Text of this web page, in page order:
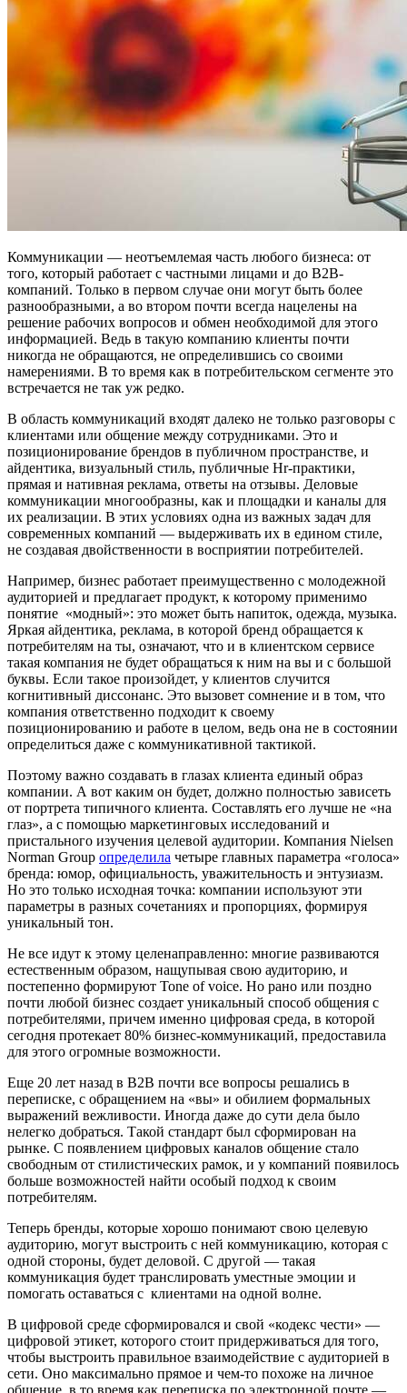
Коммуникации — неотъемлемая часть любого бизнеса: от
того, который работает с частными лицами и до B2B-
компаний. Только в первом случае они могут быть более
разнообразными, а во втором почти всегда нацелены на
решение рабочих вопросов и обмен необходимой для этого
информацией. Ведь в такую компанию клиенты почти
никогда не обращаются, не определившись со своими
намерениями. В то время как в потребительском сегменте это
встречается не так уж редко.
В область коммуникаций входят далеко не только разговоры с
клиентами или общение между сотрудниками. Это и
позиционирование брендов в публичном пространстве, и
айдентика, визуальный стиль, публичные Hr-практики,
прямая и нативная реклама, ответы на отзывы. Деловые
коммуникации многообразны, как и площадки и каналы для
их реализации. В этих условиях одна из важных задач для
современных компаний — выдерживать их в едином стиле,
не создавая двойственности в восприятии потребителей.
Например, бизнес работает преимущественно с молодежной
аудиторией и предлагает продукт, к которому применимо
понятие «модный»: это может быть напиток, одежда, музыка.
Яркая айдентика, реклама, в которой бренд обращается к
потребителям на ты, означают, что и в клиентском сервисе
такая компания не будет обращаться к ним на вы и с большой
буквы. Если такое произойдет, у клиентов случится
когнитивный диссонанс. Это вызовет сомнение и в том, что
компания ответственно подходит к своему
позиционированию и работе в целом, ведь она не в состоянии
определиться даже с коммуникативной тактикой.
Поэтому важно создавать в глазах клиента единый образ
компании. А вот каким он будет, должно полностью зависеть
от портрета типичного клиента. Составлять его лучше не «на
глаз», а с помощью маркетинговых исследований и
пристального изучения целевой аудитории. Компания Nielsen
Norman Group определила четыре главных параметра «голоса»
бренда: юмор, официальность, уважительность и энтузиазм.
Но это только исходная точка: компании используют эти
параметры в разных сочетаниях и пропорциях, формируя
уникальный тон.
Не все идут к этому целенаправленно: многие развиваются
естественным образом, нащупывая свою аудиторию, и
постепенно формируют Tone of voice. Но рано или поздно
почти любой бизнес создает уникальный способ общения с
потребителями, причем именно цифровая среда, в которой
сегодня протекает 80% бизнес-коммуникаций, предоставила
для этого огромные возможности.
Еще 20 лет назад в B2B почти все вопросы решались в
переписке, с обращением на «вы» и обилием формальных
выражений вежливости. Иногда даже до сути дела было
нелегко добраться. Такой стандарт был сформирован на
рынке. С появлением цифровых каналов общение стало
свободным от стилистических рамок, и у компаний появилось
больше возможностей найти особый подход к своим
потребителям.
Теперь бренды, которые хорошо понимают свою целевую
аудиторию, могут выстроить с ней коммуникацию, которая с
одной стороны, будет деловой. С другой — такая
коммуникация будет транслировать уместные эмоции и
помогать оставаться с клиентами на одной волне.
В цифровой среде сформировался и свой «кодекс чести» —
цифровой этикет, которого стоит придерживаться для того,
чтобы выстроить правильное взаимодействие с аудиторией в
сети. Оно максимально прямое и чем-то похоже на личное